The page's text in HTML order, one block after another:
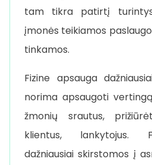
tam tikra patirtį
įmonės teikiamos
tinkamos.
Fizine apsauga
norima apsaugoti
žmonių srautus,
klientus, lankytojus.
dažniausiai skirstomos į